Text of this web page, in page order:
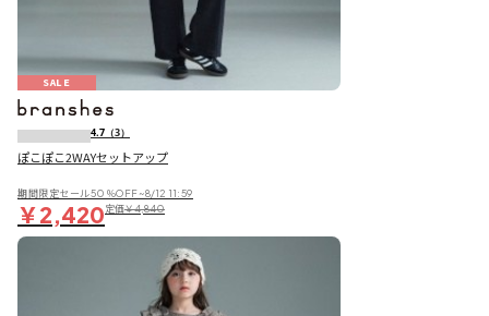
SALE
4.7 （3）
ぽこぽこ2WAYセットアップ
期間限定セール50％OFF~8/12 11:59
￥2,420定価￥4,840